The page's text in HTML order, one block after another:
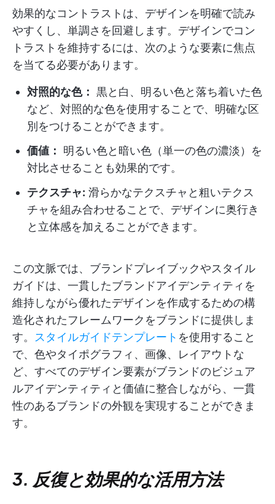
効果的なコントラストは、デザインを明確で読み
やすくし、単調さを回避します。デザインでコン
トラストを維持するには、次のような要素に焦点
を当てる必要があります。
対照的な色： 黒と白、明るい色と落ち着いた色
など、対照的な色を使用することで、明確な区
別をつけることができます。
価値：
明るい色と暗い色（単一の色の濃淡）を
対比させることも効果的です。
テクスチャ: 滑らかなテクスチャと粗いテクス
チャを組み合わせることで、デザインに奥行き
と立体感を加えることができます。
この文脈では、ブランドプレイブックやスタイル
ガイドは、一貫したブランドアイデンティティを
維持しながら優れたデザインを作成するための構
造化されたフレームワークをブランドに提供しま
す。
スタイルガイドテンプレート を使用すること
で、色やタイポグラフィ、画像、レイアウトな
ど、すべてのデザイン要素がブランドのビジュア
ルアイデンティティと価値に整合しながら、一貫
性のあるブランドの外観を実現することができま
す。
3. 反復と効果的な活用方法